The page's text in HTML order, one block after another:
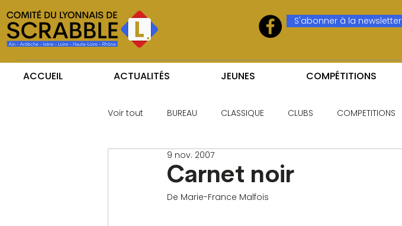
S'abonner à la newsletter
ACCUEIL ACTUALITÉS JEUNES COMPÉTITIONS
Voir tout BUREAU CLASSIQUE CLUBS COMPETITIONS
Carnet noir
9 nov. 2007
De Marie-France Malfois